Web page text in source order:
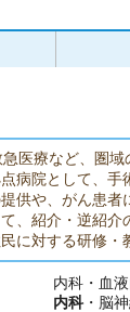
医療など、圏域
病院として、手
供や、がん患者
、紹介・逆紹介
に対する研修・
内科・血
内科・脳